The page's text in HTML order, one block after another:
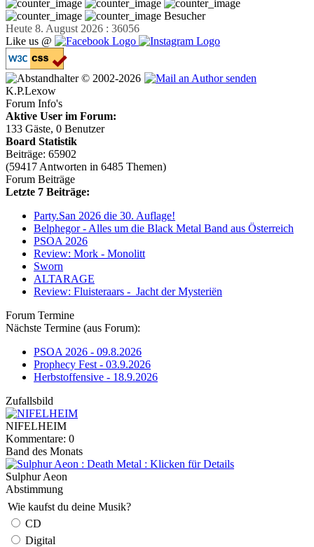
Besucher
Heute 8. August 2026 : 36056
Like us @
© 2002-2026
K.P.Lexow
Forum Info's
Aktive User im Forum:
133 Gäste, 0 Benutzer
Board Statistik
Beiträge: 65902
(59417 Antworten in 6485 Themen)
Forum Beiträge
Letzte 7 Beiträge:
Party.San 2026 die 30. Auflage!
Belphegor - Alles um die Black Metal Band aus Österreich
PSOA 2026
Review: Mork - Monolitt
Sworn
ALTARAGE
Review: Fluisteraars - Jacht der Mysteriën
Forum Termine
Nächste Termine (aus Forum):
PSOA 2026 - 09.8.2026
Prophecy Fest - 03.9.2026
Herbstoffensive - 18.9.2026
Zufallsbild
NIFELHEIM
Kommentare: 0
Band des Monats
Sulphur Aeon
Abstimmung
Wie kaufst du deine Musik?
CD
Digital